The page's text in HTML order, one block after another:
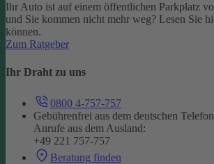
Ihr Auto ist auf einem öffentlichen Parkplatz
und Sie kommen nicht mehr weg? Lesen Sie
können.
Zum Ratgeber
Ihr Draht zu uns
0800 4-757-757
Gebührenfrei aus dem deutschen
Anrufe aus dem Ausland:
+49 221 757-757
Beratung finden